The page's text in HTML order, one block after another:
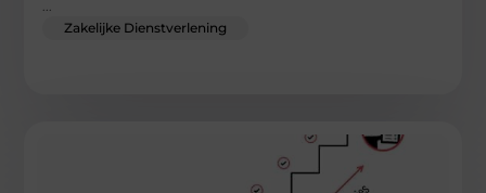
...
Zakelijke Dienstverlening